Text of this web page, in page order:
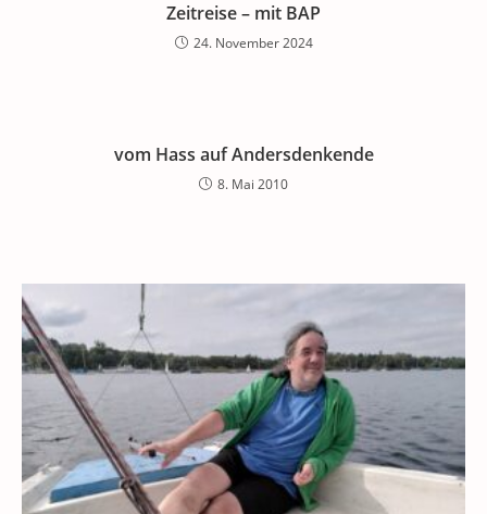
Zeitreise – mit BAP
24. November 2024
vom Hass auf Andersdenkende
8. Mai 2010